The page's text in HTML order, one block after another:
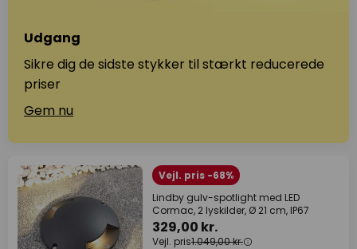
Udgang
Sikre dig de sidste stykker til stærkt reducerede
priser
Gem nu
Vejl. pris -68%
Lindby gulv-spotlight med LED
Cormac, 2 lyskilder, Ø 21 cm, IP67
329,00 kr.
Vejl. pris1.049,00 kr.